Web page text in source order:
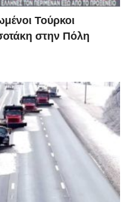
Τούρκοι
στην Πόλη